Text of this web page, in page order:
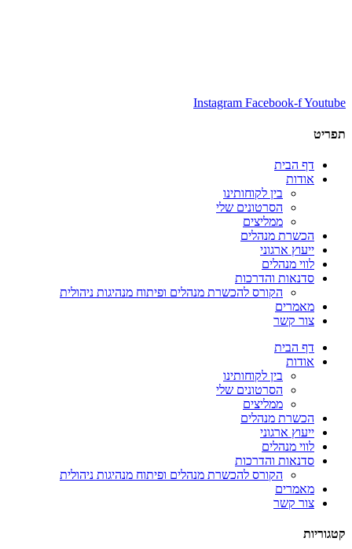
Instagram Facebook-fYoutube
תפריט
דף הבית
אודות
בין לקוחותינו
הסרטונים שלי
ממליצים
הכשרת מנהלים
ייעוץ ארגוני
לווי מנהלים
סדנאות והדרכות
הקורס להכשרת מנהלים ופיתוח מנהיגות ניהולית
מאמרים
צור קשר
דף הבית
אודות
בין לקוחותינו
הסרטונים שלי
ממליצים
הכשרת מנהלים
ייעוץ ארגוני
לווי מנהלים
סדנאות והדרכות
הקורס להכשרת מנהלים ופיתוח מנהיגות ניהולית
מאמרים
צור קשר
קטגוריות